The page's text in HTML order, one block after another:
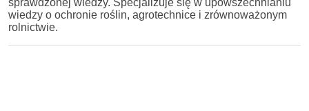
sprawdzonej wiedzy. Specjalizuje się w upowszechnianiu
wiedzy o ochronie roślin, agrotechnice i zrównoważonym
rolnictwie.